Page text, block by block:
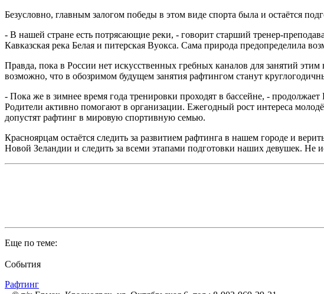
Безусловно, главным залогом победы в этом виде спорта была и остаётся
- В нашей стране есть потрясающие реки, - говорит старший тренер-
Кавказская река Белая и питерская Вуокса. Сама природа предопределила
Правда, пока в России нет искусственных гребных каналов для занятий
возможно, что в обозримом будущем занятия рафтингом станут
- Пока же в зимнее время года тренировки проходят в бассейне, -
Родители активно помогают в организации. Ежегодный рост интереса
допустят рафтинг в мировую спортивную семью.
Красноярцам остаётся следить за развитием рафтинга в нашем городе и
Новой Зеландии и следить за всеми этапами подготовки наших девушек. Не
Еще по теме:
События
Рафтинг